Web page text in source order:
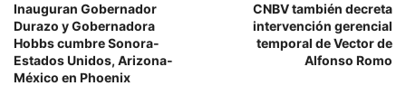
Inauguran Gobernador
Durazo y Gobernadora
Hobbs cumbre Sonora-
Estados Unidos, Arizona-
México en Phoenix
CNBV también decreta
intervención gerencial
temporal de Vector de
Alfonso Romo